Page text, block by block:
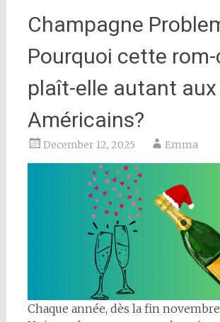
Champagne
Pourquoi cette
plaît-elle autant aux
Américains?
December 12, 2025 Emma
Chaque année, dès la fin